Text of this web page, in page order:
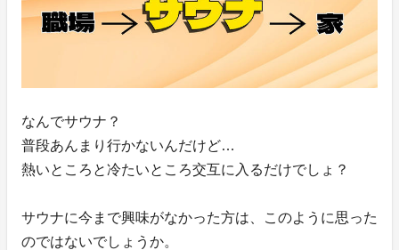
なんでサウナ？
普段あんまり行かないんだけど…
熱いところと冷たいところ交互に入るだけでしょ？
サウナに今まで興味がなかった方は、このように思った
のではないでしょうか。